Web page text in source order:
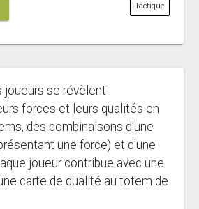
Tactique
joueurs se révèlent
forces et leurs qualités en
des combinaisons d'une
une force) et d'une
joueur contribue avec une
carte de qualité au totem de